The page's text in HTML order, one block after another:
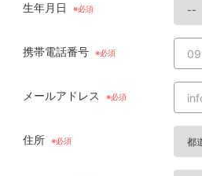
生年月日
携帯電話番号
メールアドレス
住所